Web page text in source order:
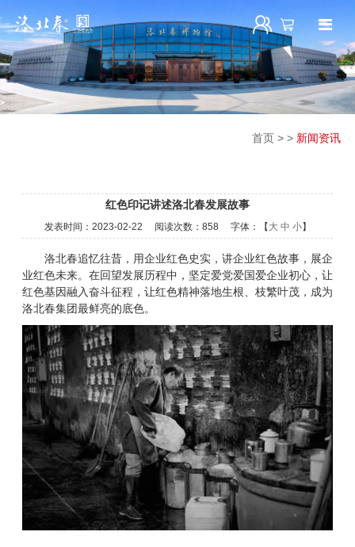
首页 >> 新闻资讯
红色印记讲述洛北春发展故事
发表时间： 2023-02-22 阅读次数： 858 字体：【 大 中 小】
洛北春追忆往昔，用企业红色史实，讲企业红色故事，展企
业红色未来。在回望发展历程中，坚定爱党爱国爱企业初心，让
红色基因融入奋斗征程，让红色精神落地生根、枝繁叶茂，成为
洛北春集团最鲜亮的底色。